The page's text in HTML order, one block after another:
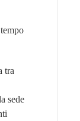
tra
sede